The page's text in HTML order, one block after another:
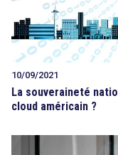
10/09/2021
La souveraineté
cloud américain ?